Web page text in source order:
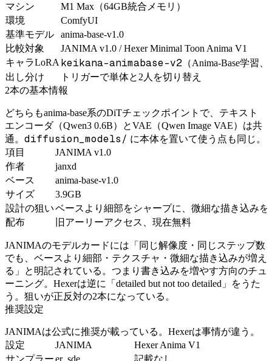
マシン
M1 Max（64GB統合メモリ）
環境
ComfyUI
基準モデル
anima-base-v1.0
比較対象
JANIMA v1.0 / Hexer Minimal Toon Anima V1
キャラLoRA keikana-animabase-v2 （Anima-Base学習
出し分け
トリガーで単体と2人を切り替え
2本の基本情報
どちらもanima-base系のDiTチェックポイントで、テキスト
エンコーダ（Qwen3 0.6B）とVAE（Qwen Image VAE）は共
通。 diffusion_models/ に本体を置いて使う点も同じ。
項目
JANIMA v1.0
作者
janxd
ベース
anima-base-v1.0
サイズ
3.9GB
設計の狙いベースより細部をシャープに、微細な描き込みを
配布
旧アーリーアクセス、現在無料
JANIMAのモデルカードには「同じ解像度・同じステップ数
でも、ベースより細部・テクスチャ・微細な描き込みが増え
る」と明記されている。つまり書き込みを増やす方向のチュ
ーニング。Hexerは逆に「detailed but not too detailed」をうた
う。狙いが正反対の2本になっている。
推奨設定
JANIMAは公式に推奨が載っている。Hexerは事情が違う。
設定
JANIMA
Hexer Anima V1
サンプラーer_sde 記載なし